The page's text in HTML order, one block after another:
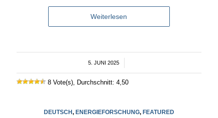
Weiterlesen
5. JUNI 2025
/
8 Vote(s), Durchschnitt: 4,50
DEUTSCH, ENERGIEFORSCHUNG, FEATURED